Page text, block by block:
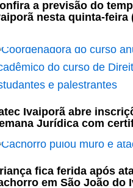
a previsão do
nesta quinta-feira
Ivaiporã abre
Jurídica com
fica ferida após
em São João do